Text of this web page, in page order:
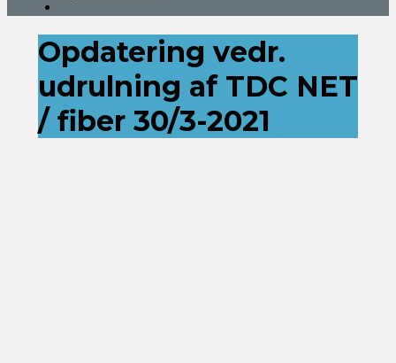
Opdatering vedr.
udrulning af TDC NET
/ fiber 30/3-2021